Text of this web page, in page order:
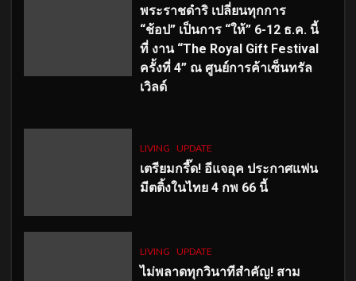
พระราชดำริ เปลี่ยนทุกการ
“ช้อป” เป็นการ “ให้” 6-12 ธ.ค. นี้
ที่ งาน “The Royal Gift Festival
ครั้งที่ 4” ณ ศูนย์การค้าเซ็นทรัล
เวิลด์
LIVING UPDATE
เตรียมกรี๊ด! อีแจอุค ประกาศแฟน
มีตติ้งในไทย 4 กพ 66 นี้
LIVING UPDATE
ไม่พลาดทุกวินาทีสำคัญ! สาม